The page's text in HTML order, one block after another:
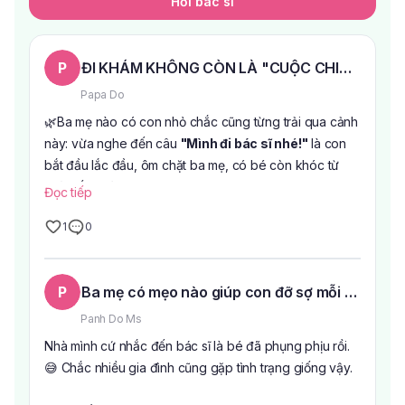
P ĐI KHÁM KHÔNG CÒN LÀ "CUỘC CHIẾN" VỚI
Papa Do
🌿Ba mẹ nào có con nhỏ chắc cũng từng trải qua cảnh
này: vừa nghe đến câu "Mình đi bác sĩ nhé!" là con
bắt đầu lắc đầu, ôm chặt ba mẹ, có bé còn khóc từ
nhà đến phòng khám.
Thực ra, nhiều khi điều khiến các con sợ không chỉ là
khi bước vào bệnh viện.
🍀Hiểu được tâm lý đó,
được thiết kế với nhiều hình ảnh ngộ nghĩnh, màu sắc
tươi sáng cùng khu vui chơi nhỏ để các bé có thêm
Đọc tiếp
1 0
P Ba mẹ có mẹo nào giúp con đỡ sợ mỗi lần đi
Panh Do Ms
Nhà mình cứ nhắc đến bác sĩ là bé đã phụng phịu rồi.
😅 Chắc nhiều gia đình cũng gặp tình trạng giống vậy.